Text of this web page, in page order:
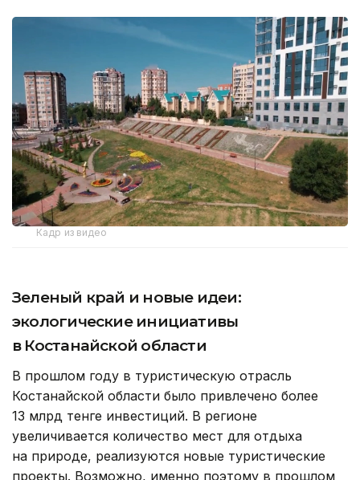
Кадр из видео
Зеленый край и новые идеи:
экологические инициативы
в Костанайской области
В прошлом году в туристическую отрасль
Костанайской области было привлечено более
13 млрд тенге инвестиций. В регионе
увеличивается количество мест для отдыха
на природе, реализуются новые туристические
проекты. Возможно, именно поэтому в прошлом